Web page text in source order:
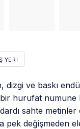
YERI
dizgi ve baskı
bir hurufat numune
sahte metinler
pek değişmeden